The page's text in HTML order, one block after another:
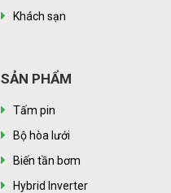
Khách sạn
SẢN PHẨM
Tấm pin
Bộ hòa lưới
Biến tần bơm
Hybrid Inverter